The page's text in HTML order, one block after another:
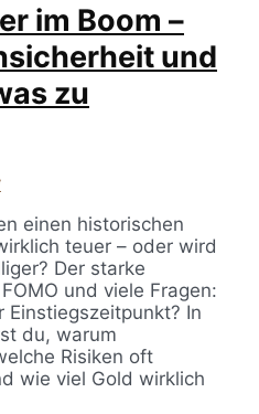
im Boom –
und
zu
einen historischen
teuer – oder wird
Der starke
und viele Fragen:
In
du, warum
Risiken oft
wie viel Gold wirklich